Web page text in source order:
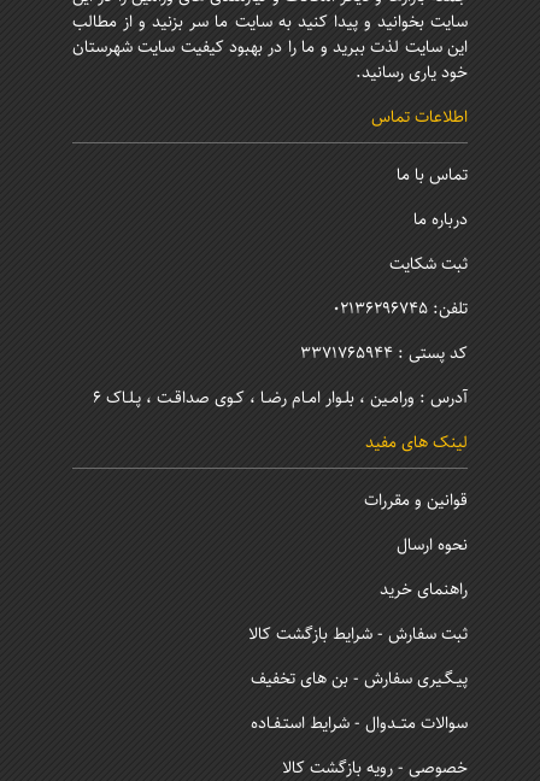
سایت بخوانید و پیدا کنید به سایت ما سر بزنید و از مطالب
این سایت لذت ببرید و ما را در بهبود کیفیت سایت شهرستان
خود یاری رسانید.
اطلاعات تماس
تماس با ما
درباره ما
ثبت شکایت
تلفن: 02136296745
کد پستی : 3371765944
آدرس : ورامـین ، بلـوار امـام رضـا ، کـوی صداقـت ، پـلـاک 6
لینک های مفید
قوانین و مقررات
نحوه ارسال
راهنمای خرید
ثبت سفارش - شرایط بازگشت کالا
پیـگـیری سفارش - بن های تخفیف
سوالات متــدوال - شرایط استـفـاده
خصوصی - رویه بازگشت کالا